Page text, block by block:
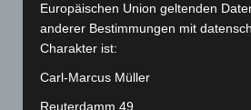
Juli 2022(133)
Juni 2022(167)
Mai 2022(177)
April 2022
(198)
Europäischen Union geltenden
anderer Bestimmungen mit
Charakter ist:
Carl-Marcus Müller
Reuterdamm 49